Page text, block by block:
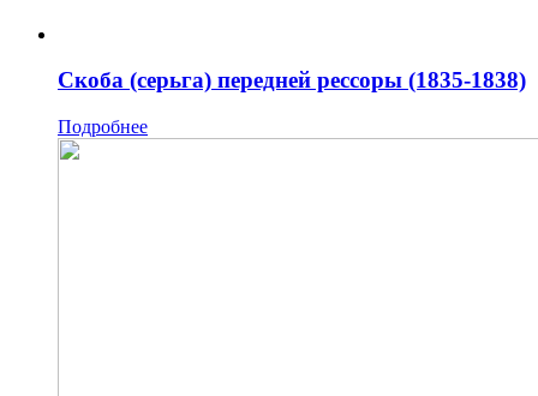
Скоба (серьга) передней рессоры (1835-1838)
Подробнее